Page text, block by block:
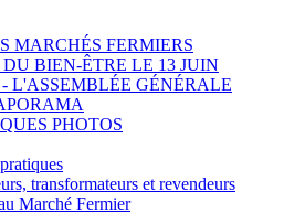
MARCHÉS FERMIERS
BIEN-ÊTRE LE 13 JUIN
L'ASSEMBLÉE GÉNÉRALE
PHOTOS
transformateurs et revendeurs
Marché Fermier